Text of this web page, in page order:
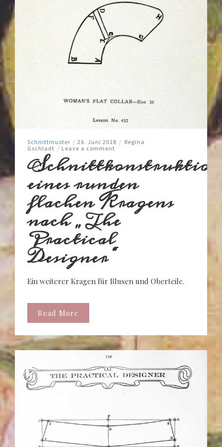
Schnittmuster / 26. Juni 2018 / Regina
Gschladt / Leave a comment
Schnittkonstruktion
eines runden
flachen Kragens
nach „The
Practical
Designer“
Ein weiterer Kragen für Blusen und Oberteile.
Read More